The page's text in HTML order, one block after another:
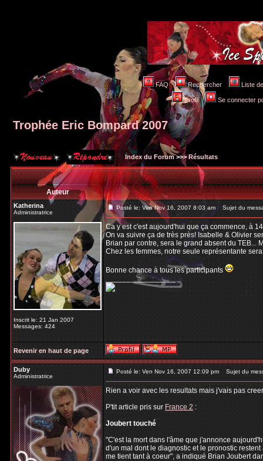
FAQ Rechercher Liste
Profil Se connecter
Trophée Eric Bompard 2007
Index du Forum>>>Résultats
Auteur
Katherina
Administratrice
Inscrit le: 21 Jan 2007
Messages: 424
Posté le: Ven Nov 16, 2007 8:03 am Sujet du
Ca y est c'est aujourd'hui que ça commence, à
On va suivre ça de très près! Isabelle & Olivier
Brian par contre, sera le grand absent du TEB...
Chez les femmes, notre seule représentante
Bonne chance à tous les participants
_________________
Revenir en haut de page
Duby
Administratrice
Posté le: Ven Nov 16, 2007 12:09 pm Sujet du
Rien a voir avec les resultats mais j'vais pas
P'tit article pris surFrance 2:
Joubert touché
"C'est la mort dans l'âme que j'annonce
d'un mal dont le diagnostic et le pronostic
me tient tant à coeur", a indiqué Brian Joubert